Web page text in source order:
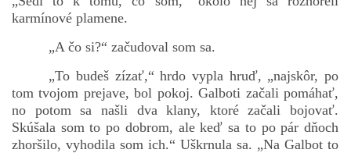
karmínové plamene.
„A čo si?“ začudoval som sa.
„To budeš zízať,“ hrdo vypla hruď, „najskôr, po
tom tvojom prejave, bol pokoj. Galboti začali pomáhať,
no potom sa našli dva klany, ktoré začali bojovať.
Skúšala som to po dobrom, ale keď sa to po pár dňoch
zhoršilo, vyhodila som ich.“ Uškrnula sa. „Na Galbot to